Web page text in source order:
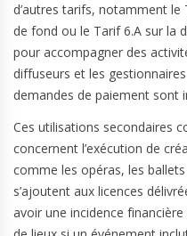
d’autres tarifs, notamment
de fond ou le Tarif 6.A sur la
pour accompagner des
diffuseurs et les
demandes de paiement sont
Ces utilisations secondaires
concernent l’exécution de
comme les opéras, les
s’ajoutent aux licences
avoir une incidence